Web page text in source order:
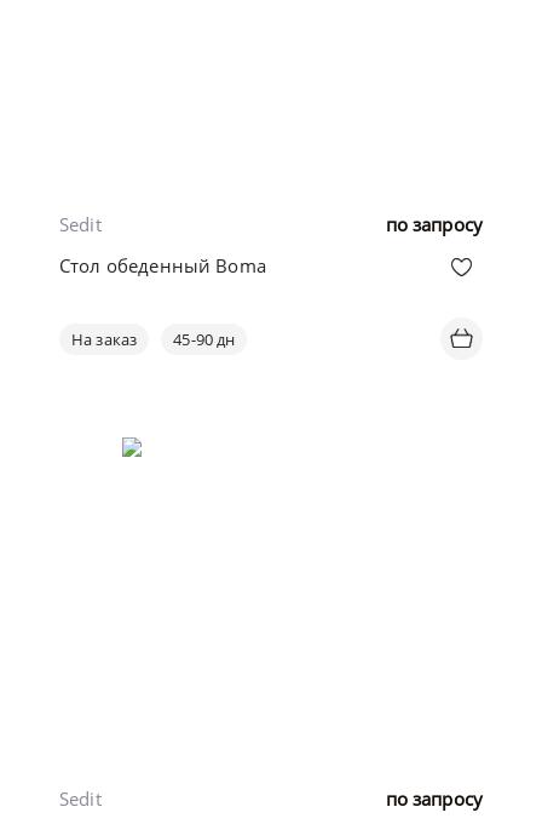
по запросу
Sedit
Стол обеденный Boma
На заказ 45-90 дн
по запросу
Sedit